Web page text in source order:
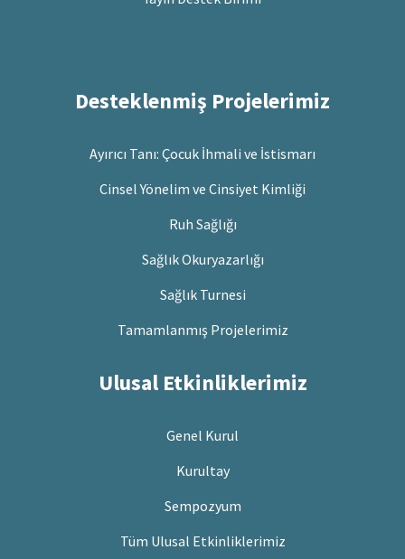
Desteklenmiş Projelerimiz
Ayırıcı Tanı: Çocuk İhmali ve İstismarı
Cinsel Yönelim ve Cinsiyet Kimliği
Ruh Sağlığı
Sağlık Okuryazarlığı
Sağlık Turnesi
Tamamlanmış Projelerimiz
Ulusal Etkinliklerimiz
Genel Kurul
Kurultay
Sempozyum
Tüm Ulusal Etkinliklerimiz